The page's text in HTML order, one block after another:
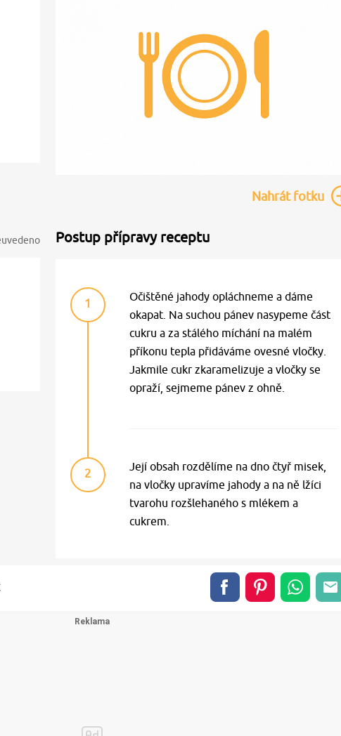
Nahrátfotku
Postup přípravy receptu
1
Očištěné jahody opláchneme a dáme
okapat. Na suchou pánev nasypeme část
cukru a za stálého míchání na malém
příkonu tepla přidáváme ovesné vločky.
Jakmile cukr zkaramelizuje a vločky se
opraží, sejmeme pánev z ohně.
2
Její obsah rozdělíme na dno čtyř misek,
na vločky upravíme jahody a na ně lžíci
tvarohu rozšlehaného s mlékem a
cukrem.